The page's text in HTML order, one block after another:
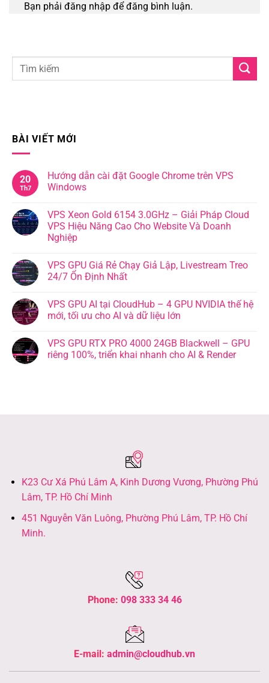
Bạn phải đăng nhập để đăng bình luận.
BÀI VIẾT MỚI
20
Th7
Hướng dẫn cài đặt Google Chrome trên VPS
Windows
VPS Xeon Gold 6154 3.0GHz – Giải Pháp Cloud
VPS Hiệu Năng Cao Cho Website Và Doanh
Nghiệp
VPS GPU Giá Rẻ Chạy Giả Lập, Livestream Treo
24/7 Ổn Định Nhất
VPS GPU AI tại CloudHub – 4 GPU NVIDIA thế hệ
mới, tối ưu cho AI và dữ liệu lớn
VPS GPU RTX PRO 4000 24GB Blackwell – GPU
riêng 100%, triển khai nhanh cho AI & Render
K23 Cư Xá Phú Lâm A, Kinh Dương Vương, Phường Phú
Lâm, TP. Hồ Chí Minh
451 Nguyễn Văn Luông, Phường Phú Lâm, TP. Hồ Chí
Minh.
Phone: 098 333 34 46
E-mail: admin@cloudhub.vn